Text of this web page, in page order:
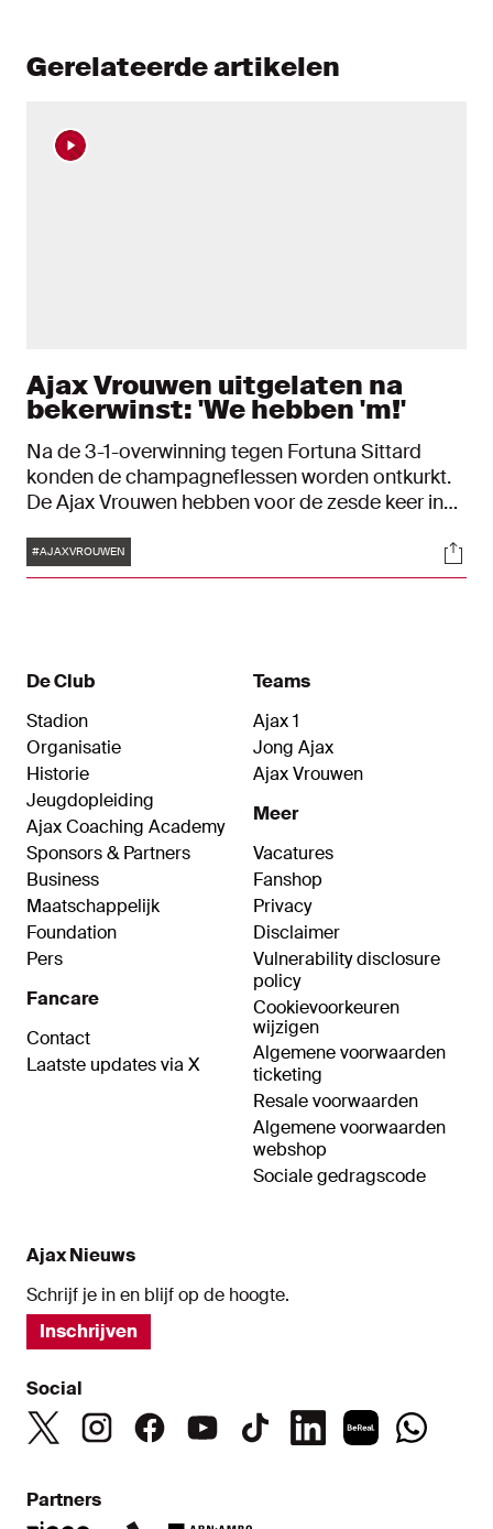
Gerelateerde artikelen
Ajax Vrouwen uitgelaten na
bekerwinst: 'We hebben 'm!'
Na de 3-1-overwinning tegen Fortuna Sittard
konden de champagneflessen worden ontkurkt.
De Ajax Vrouwen hebben voor de zesde keer in
zorgde voor uitzinnige taferelen op het veld van
Willem II. "Dit is echt een team. Dat stralen we in
Tags
#AJAXVROUWEN
De Club
Stadion
Organisatie
Historie
Jeugdopleiding
Ajax Coaching Academy
Sponsors & Partners
Business
Maatschappelijk
Foundation
Pers
Fancare
Contact
Laatste updates via X
Teams
Ajax 1
Jong Ajax
Ajax Vrouwen
Meer
Vacatures
Fanshop
Privacy
Disclaimer
Vulnerability disclosure
policy
Cookievoorkeuren
wijzigen
Algemene voorwaarden
ticketing
Resale voorwaarden
Algemene voorwaarden
webshop
Sociale gedragscode
Ajax Nieuws
Schrijf je in en blijf op de hoogte.
Inschrijven
Social
Partners